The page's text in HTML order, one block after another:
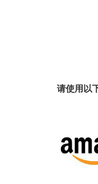
请使用以